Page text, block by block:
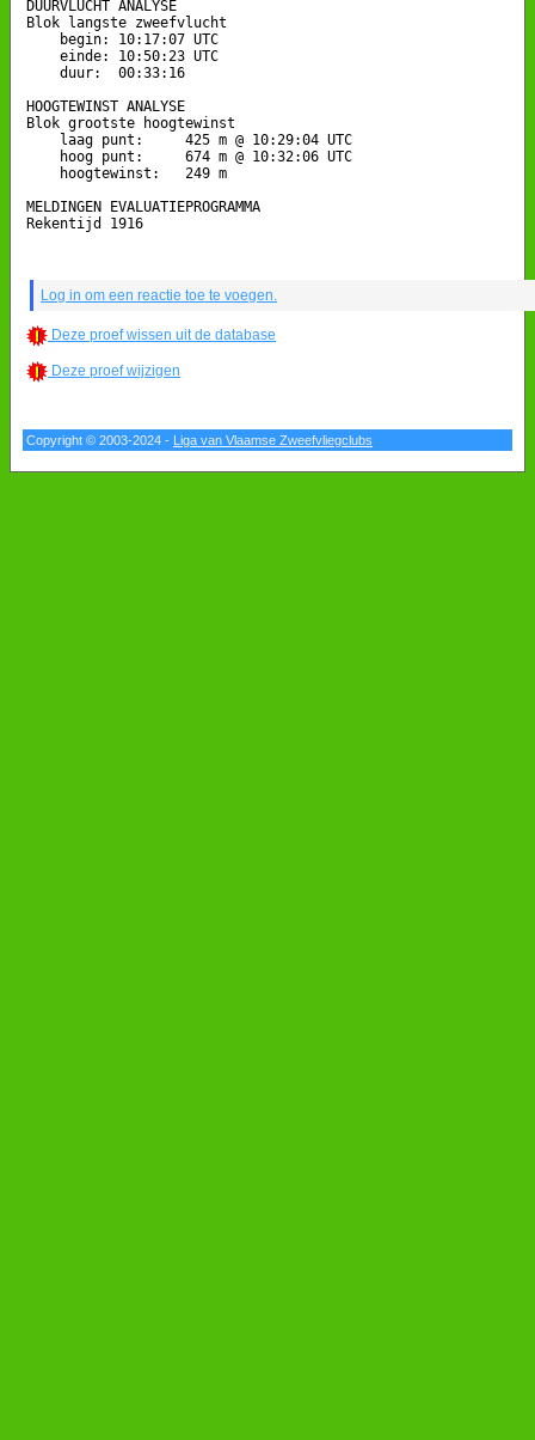
DUURVLUCHT ANALYSE
Blok langste zweefvlucht
    begin: 10:17:07 UTC
    einde: 10:50:23 UTC
    duur:  00:33:16
HOOGTEWINST ANALYSE
Blok grootste hoogtewinst
    laag punt:     425 m @ 10:29:04 UTC
    hoog punt:     674 m @ 10:32:06 UTC
    hoogtewinst:   249 m
MELDINGEN EVALUATIEPROGRAMMA
Rekentijd 1916
Log in om een reactie toe te voegen.
Deze proef wissen uit de database
Deze proef wijzigen
Copyright © 2003-2024 - Liga van Vlaamse Zweefvliegclubs